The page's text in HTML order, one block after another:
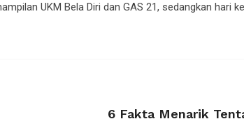
UKM Bela Diri dan GAS 21, sedangkan hari
6 Fakta Menarik